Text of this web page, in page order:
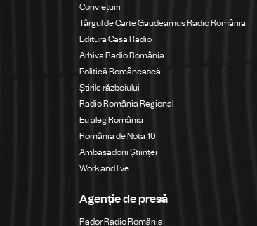
Conviețuiri
Târgul de Carte Gaudeamus Radio România
Editura Casa Radio
Arhiva Radio România
Politică Românească
Știrile războiului
Radio România Regional
Eu aleg România
România de Nota 10
Ambasadorii Științei
Work and live
Agenţie de presă
Rador Radio România